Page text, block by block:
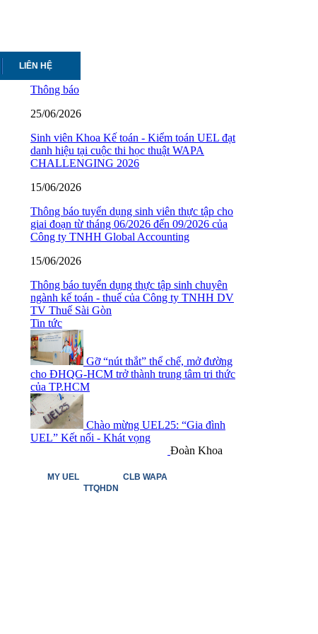
LIÊN HỆ
Thông báo
25/06/2026
Sinh viên Khoa Kế toán - Kiểm toán UEL đạt
danh hiệu tại cuộc thi học thuật WAPA
CHALLENGING 2026
15/06/2026
Thông báo tuyển dụng sinh viên thực tập cho
giai đoạn từ tháng 06/2026 đến 09/2026 của
Công ty TNHH Global Accounting
15/06/2026
Thông báo tuyển dụng thực tập sinh chuyên
ngành kế toán - thuế của Công ty TNHH DV
TV Thuế Sài Gòn
Tin tức
Gỡ “nút thắt” thể chế, mở đường
cho ĐHQG-HCM trở thành trung tâm tri thức
của TP.HCM
Chào mừng UEL25: “Gia đình
UEL” Kết nối - Khát vọng
MY UEL
TTQHDN
CLB WAPA
Đoàn Khoa